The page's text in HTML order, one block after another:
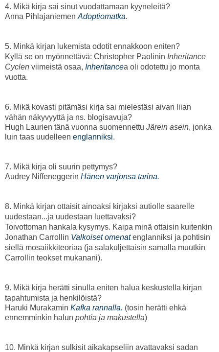
4. Mikä kirja sai sinut vuodattamaan kyyneleitä?
Anna Pihlajaniemen Adoptiomatka.
5. Minkä kirjan lukemista odotit ennakkoon eniten?
Kyllä se on myönnettävä: Christopher Paolinin Inheritance
Cyclen viimeistä osaa, Inheritancea oli odotettu jo monta
vuotta.
6. Mikä kovasti pitämäsi kirja sai mielestäsi aivan liian
vähän näkyvyyttä ja ns. blogisavuja?
Hugh Laurien tänä vuonna suomennettu Järein asein, jonka
luin taas uudelleen englanniksi.
7. Mikä kirja oli suurin pettymys?
Audrey Niffeneggerin Hänen varjonsa tarina.
8. Minkä kirjan ottaisit ainoaksi kirjaksi autiolle saarelle
uudestaan...ja uudestaan luettavaksi?
Toivottoman hankala kysymys. Kaipa minä ottaisin kuitenkin
Jonathan Carrollin Valkoiset omenat englanniksi ja pohtisin
siellä mosaiikkiteoriaa (ja salakuljettaisin samalla muutkin
Carrollin teokset mukanani).
9. Mikä kirja herätti sinulla eniten halua keskustella kirjan
tapahtumista ja henkilöistä?
Haruki Murakamin Kafka rannalla. (tosin herätti ehkä
ennemminkin halun pohtia ja makustella)
10. Minkä kirjan sulkisit aikakapseliin avattavaksi sadan